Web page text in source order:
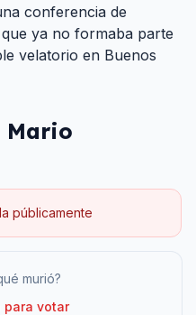
conferencia de
ya no formaba parte
velatorio en Buenos
Mario
públicamente
murió?
para votar